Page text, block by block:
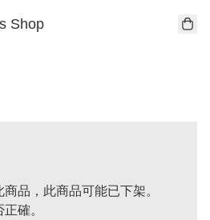
Shop
品，此商品可能已下架。
確。